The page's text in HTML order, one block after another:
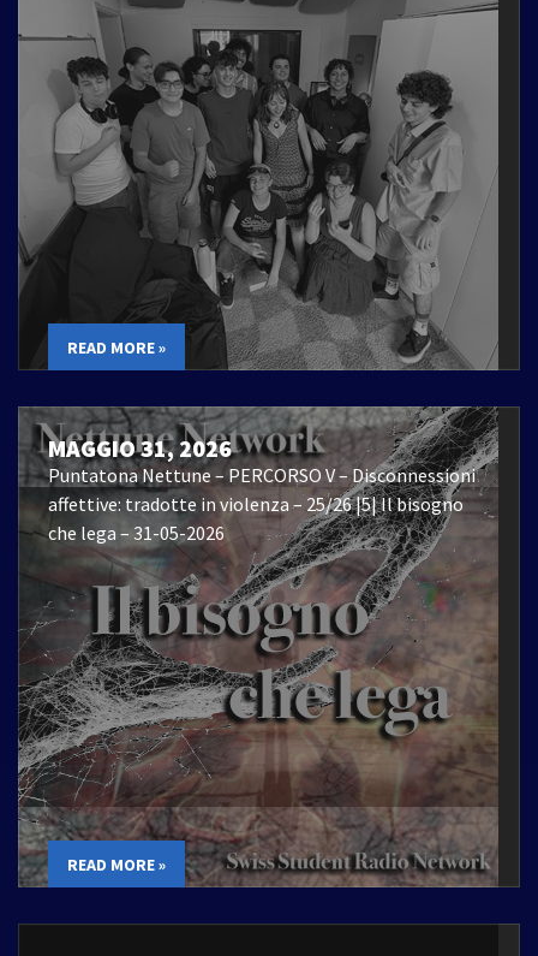
READ MORE »
MAGGIO 31, 2026
Puntatona Nettune – PERCORSO V – Disconnessioni
affettive: tradotte in violenza – 25/26 |5| Il bisogno
che lega – 31-05-2026
READ MORE »